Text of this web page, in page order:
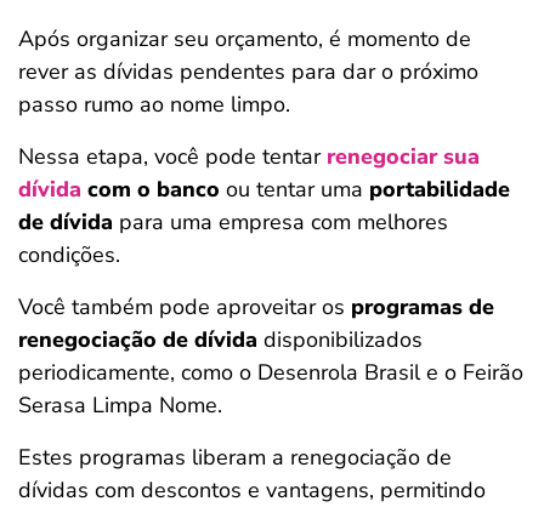
Após organizar seu orçamento, é momento de
rever as dívidas pendentes para dar o próximo
passo rumo ao nome limpo.
Nessa etapa, você pode tentar renegociar sua
dívida com o banco ou tentar uma portabilidade
de dívida para uma empresa com melhores
condições.
Você também pode aproveitar os programas de
renegociação de dívida disponibilizados
periodicamente, como o Desenrola Brasil e o Feirão
Serasa Limpa Nome.
Estes programas liberam a renegociação de
dívidas com descontos e vantagens, permitindo